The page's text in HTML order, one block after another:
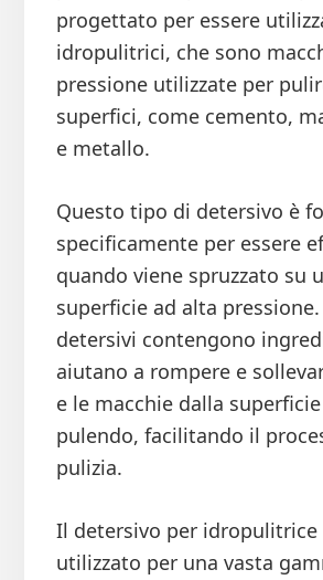
progettato per essere
idropulitrici, che sono
pressione utilizzate per
superfici, come cemento,
e metallo.
Questo tipo di detersivo è
specificamente per essere
quando viene spruzzato su
superficie ad alta
detersivi contengono
aiutano a rompere e
e le macchie dalla
pulendo, facilitando il
pulizia.
Il detersivo per idropulitrice
utilizzato per una vasta